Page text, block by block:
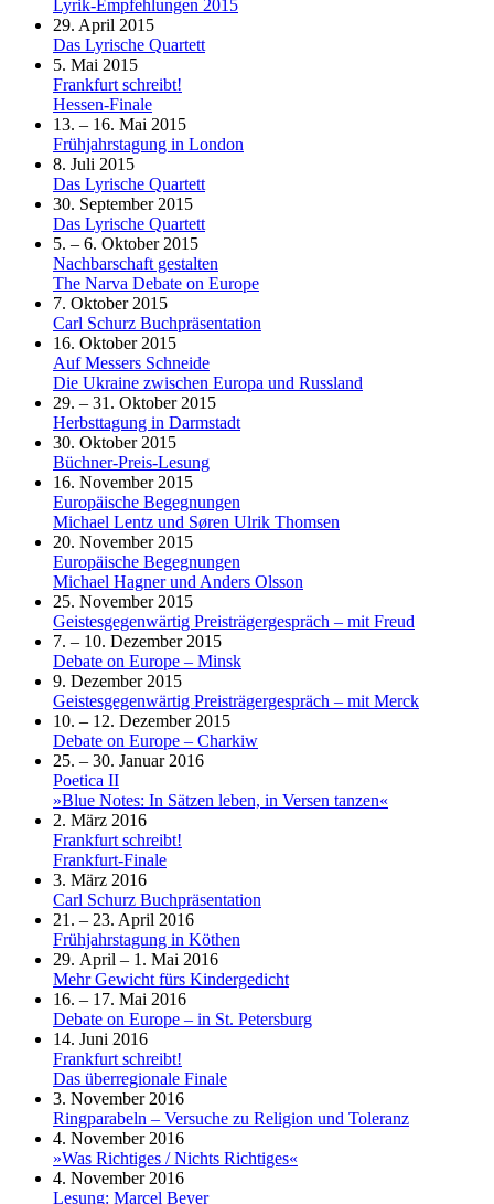
Lyrik-Empfehlungen 2015
29. April 2015
Das Lyrische Quartett
5. Mai 2015
Frankfurt schreibt!
Hessen-Finale
13. – 16. Mai 2015
Frühjahrstagung in London
8. Juli 2015
Das Lyrische Quartett
30. September 2015
Das Lyrische Quartett
5. – 6. Oktober 2015
Nachbarschaft gestalten
The Narva Debate on Europe
7. Oktober 2015
Carl Schurz Buchpräsentation
16. Oktober 2015
Auf Messers Schneide
Die Ukraine zwischen Europa und Russland
29. – 31. Oktober 2015
Herbsttagung in Darmstadt
30. Oktober 2015
Büchner-Preis-Lesung
16. November 2015
Europäische Begegnungen
Michael Lentz und Søren Ulrik Thomsen
20. November 2015
Europäische Begegnungen
Michael Hagner und Anders Olsson
25. November 2015
Geistesgegenwärtig Preisträgergespräch – mit Freud
7. – 10. Dezember 2015
Debate on Europe – Minsk
9. Dezember 2015
Geistesgegenwärtig Preisträgergespräch – mit Merck
10. – 12. Dezember 2015
Debate on Europe – Charkiw
25. – 30. Januar 2016
Poetica II
»Blue Notes: In Sätzen leben, in Versen tanzen«
2. März 2016
Frankfurt schreibt!
Frankfurt-Finale
3. März 2016
Carl Schurz Buchpräsentation
21. – 23. April 2016
Frühjahrstagung in Köthen
29. April – 1. Mai 2016
Mehr Gewicht fürs Kindergedicht
16. – 17. Mai 2016
Debate on Europe – in St. Petersburg
14. Juni 2016
Frankfurt schreibt!
Das überregionale Finale
3. November 2016
Ringparabeln – Versuche zu Religion und Toleranz
4. November 2016
»Was Richtiges / Nichts Richtiges«
4. November 2016
Lesung: Marcel Beyer